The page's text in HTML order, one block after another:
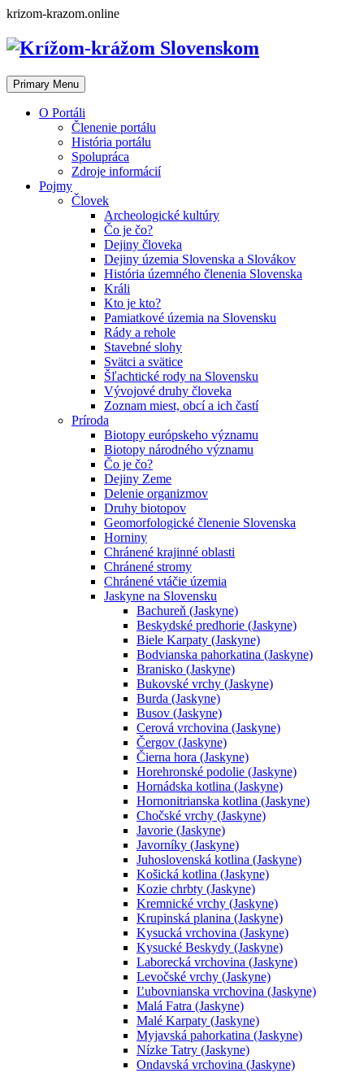
Skip
content
krizom-krazom.online
Primary Menu
O Portáli
Členenie portálu
História portálu
Spolupráca
Zdroje informácií
Pojmy
Človek
Archeologické kultúry
Čo je čo?
Dejiny človeka
Dejiny územia Slovenska a Slovákov
História územného členenia Slovenska
Králi
Kto je kto?
Pamiatkové územia na Slovensku
Rády a rehole
Stavebné slohy
Svätci a svätice
Šľachtické rody na Slovensku
Vývojové druhy človeka
Zoznam miest, obcí a ich častí
Príroda
Biotopy európskeho významu
Biotopy národného významu
Čo je čo?
Dejiny Zeme
Delenie organizmov
Druhy biotopov
Geomorfologické členenie Slovenska
Horniny
Chránené krajinné oblasti
Chránené stromy
Chránené vtáčie územia
Jaskyne na Slovensku
Bachureň (Jaskyne)
Beskydské predhorie (Jaskyne)
Biele Karpaty (Jaskyne)
Bodvianska pahorkatina (Jaskyne)
Branisko (Jaskyne)
Bukovské vrchy (Jaskyne)
Burda (Jaskyne)
Busov (Jaskyne)
Cerová vrchovina (Jaskyne)
Čergov (Jaskyne)
Čierna hora (Jaskyne)
Horehronské podolie (Jaskyne)
Hornádska kotlina (Jaskyne)
Hornonitrianska kotlina (Jaskyne)
Chočské vrchy (Jaskyne)
Javorie (Jaskyne)
Javorníky (Jaskyne)
Juhoslovenská kotlina (Jaskyne)
Košická kotlina (Jaskyne)
Kozie chrbty (Jaskyne)
Kremnické vrchy (Jaskyne)
Krupinská planina (Jaskyne)
Kysucká vrchovina (Jaskyne)
Kysucké Beskydy (Jaskyne)
Laborecká vrchovina (Jaskyne)
Levočské vrchy (Jaskyne)
Ľubovnianska vrchovina (Jaskyne)
Malá Fatra (Jaskyne)
Malé Karpaty (Jaskyne)
Myjavská pahorkatina (Jaskyne)
Nízke Tatry (Jaskyne)
Ondavská vrchovina (Jaskyne)